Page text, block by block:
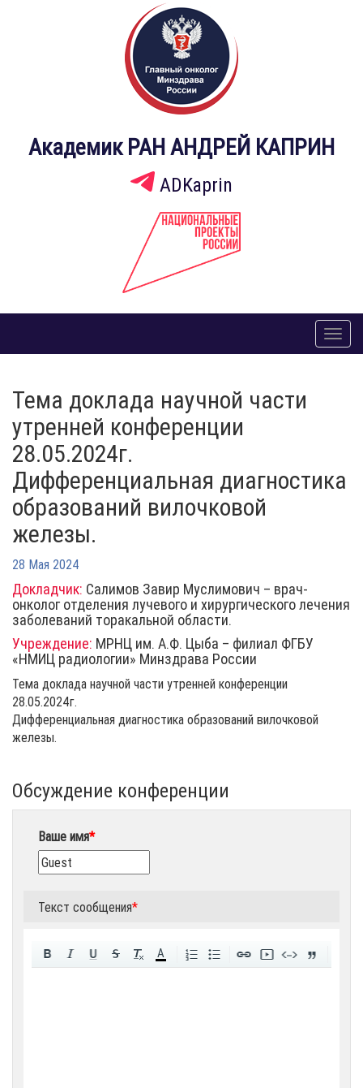
Академик РАН АНДРЕЙ КАПРИН
ADKaprin
Тема доклада научной части
утренней конференции
28.05.2024г.
Дифференциальная диагностика
образований вилочковой
железы.
28 Мая 2024
Докладчик: Салимов Завир Муслимович – врач-
онколог отделения лучевого и хирургического лечения
заболеваний торакальной области.
Учреждение: МРНЦ им. А.Ф. Цыба – филиал ФГБУ
«НМИЦ радиологии» Минздрава России
Тема доклада научной части утренней конференции
28.05.2024г.
Дифференциальная диагностика образований вилочковой
железы.
Обсуждение конференции
Ваше имя*
Текст сообщения*
A